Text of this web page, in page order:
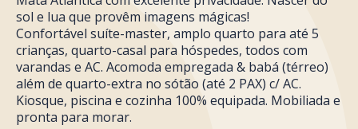
sol e lua que provêm imagens mágicas!
Confortável suíte-master, amplo quarto para até 5
crianças, quarto-casal para hóspedes, todos com
varandas e AC. Acomoda empregada & babá (térreo)
além de quarto-extra no sótão (até 2 PAX) c/ AC.
Kiosque, piscina e cozinha 100% equipada. Mobiliada e
pronta para morar.